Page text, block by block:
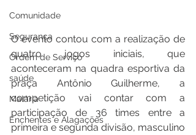
Comunidade
Segurança
Ordem de Serviço
saúde
Malária
Enchentes e Alagações
O evento contou com a realização de
quatro jogos iniciais, que
aconteceram na quadra esportiva da
praça Antônio Guilherme, a
competição vai contar com a
participação de 36 times entre a
primeira e segunda divisão, masculino